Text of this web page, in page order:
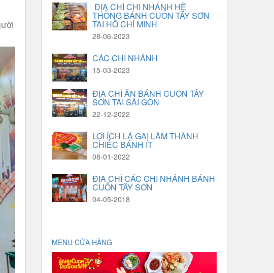
ĐỊA CHỈ CHI NHÁNH HỆ
THỒNG BÁNH CUỐN TÂY SƠN
TẠI HỒ CHÍ MINH
28-06-2023
CÁC CHI NHÁNH
15-03-2023
ĐỊA CHỈ ĂN BÁNH CUỐN TÂY
SƠN TẠI SÀI GÒN
22-12-2022
LỢI ÍCH LÁ GAI LÀM THÀNH
CHIẾC BÁNH ÍT
08-01-2022
ĐỊA CHỈ CÁC CHI NHÁNH BÁNH
CUỐN TÂY SƠN
04-05-2018
MENU CỬA HÀNG